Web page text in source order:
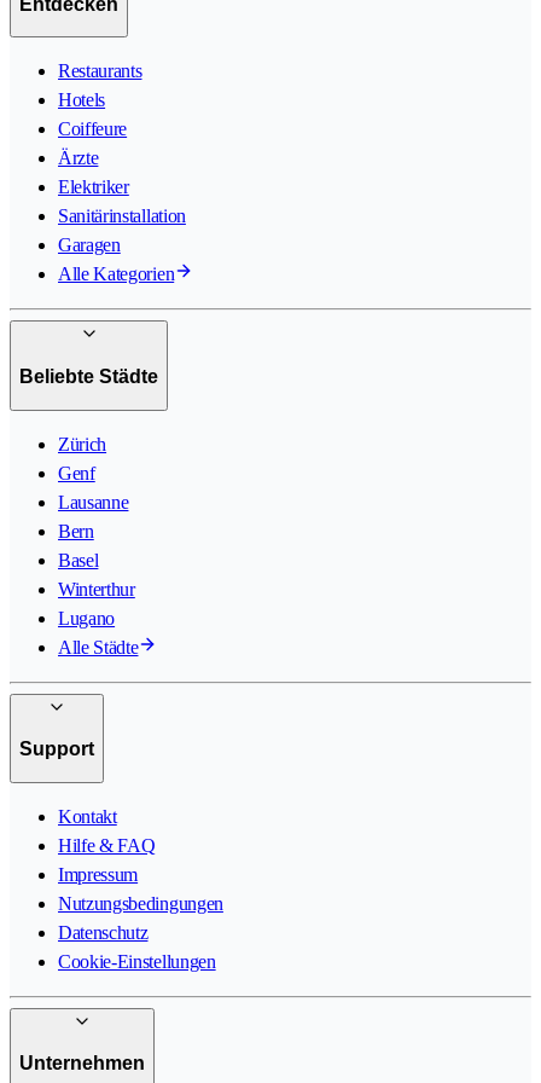
Restaurants
Hotels
Coiffeure
Ärzte
Elektriker
Sanitärinstallation
Garagen
Alle Kategorien
Beliebte Städte
Zürich
Genf
Lausanne
Bern
Basel
Winterthur
Lugano
Alle Städte
Support
Kontakt
Hilfe & FAQ
Impressum
Nutzungsbedingungen
Datenschutz
Cookie-Einstellungen
Unternehmen